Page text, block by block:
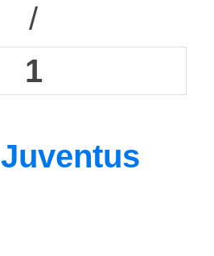
/
1
Juventus